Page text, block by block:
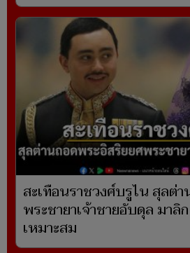
สะเทือนราชวงศ์บรูไน สุลต่
พระชายาเจ้าชายอับดุล มา
เหมาะสม